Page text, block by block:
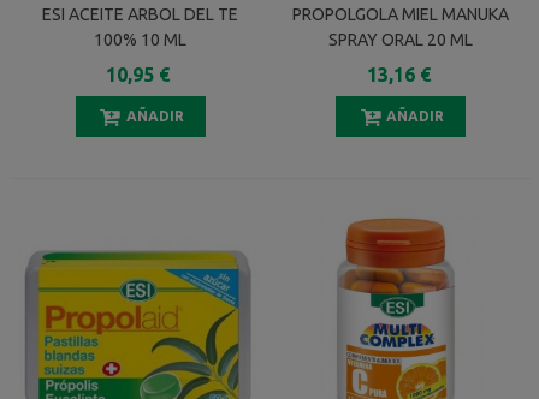
ESI ACEITE ARBOL DEL TE
100% 10 ML
10,95 €
AÑADIR
PROPOLGOLA MIEL MANUKA
SPRAY ORAL 20 ML
13,16 €
AÑADIR